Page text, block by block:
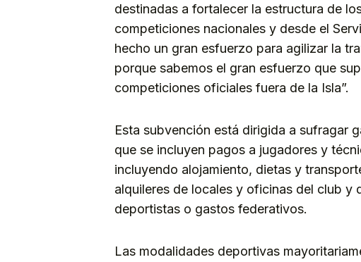
destinadas a fortalecer la estructura de
competiciones nacionales y desde el
hecho un gran esfuerzo para agilizar la
porque sabemos el gran esfuerzo que
competiciones oficiales fuera de la Isla”.
Esta subvención está dirigida a sufragar
que se incluyen pagos a jugadores y
incluyendo alojamiento, dietas y
alquileres de locales y oficinas del club y
deportistas o gastos federativos.
Las modalidades deportivas